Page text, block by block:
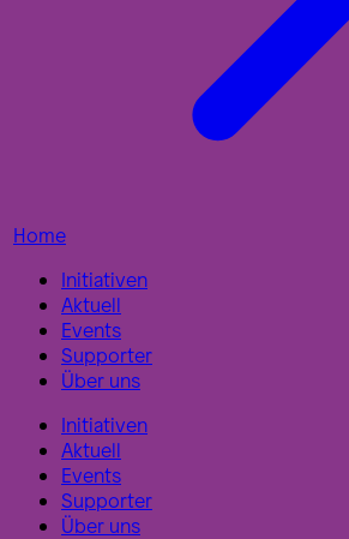
Home
Initiativen
Aktuell
Events
Supporter
Über uns
Initiativen
Aktuell
Events
Supporter
Über uns